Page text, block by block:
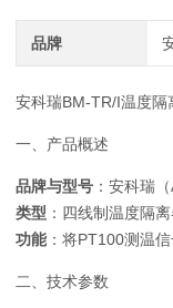
品牌
安科瑞BM-TR/I温度隔
一、产品概述
品牌与型号 ：安科瑞
类型 ：四线制温度隔离
功能：将PT100测温
二、技术参数